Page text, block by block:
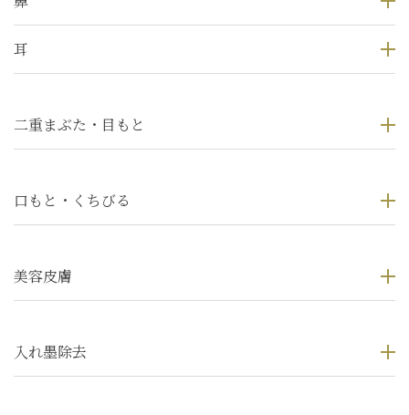
耳
二重まぶた・目もと
口もと・くちびる
美容皮膚
入れ墨除去